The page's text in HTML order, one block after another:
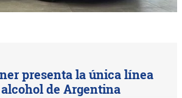
presenta la única línea
de Argentina